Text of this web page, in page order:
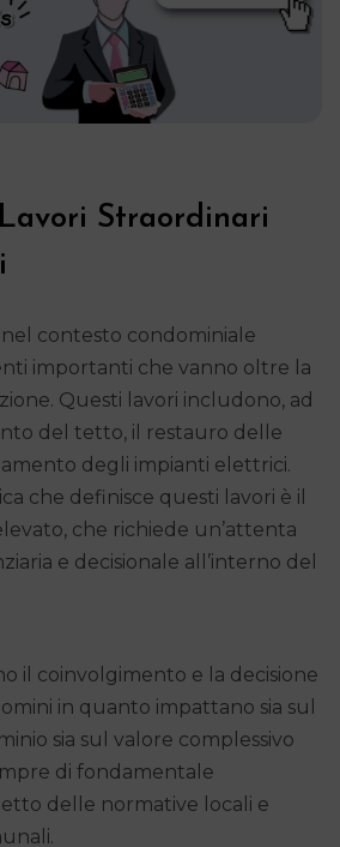
Straordinari
contesto condominiale
importanti che vanno oltre la
Questi lavori includono, ad
del tetto, il restauro delle
degli impianti elettrici.
che definisce questi lavori è il
che richiede un’attenta
e decisionale all’interno del
il coinvolgimento e la decisione
in quanto impattano sia sul
sia sul valore complessivo
di fondamentale
delle normative locali e